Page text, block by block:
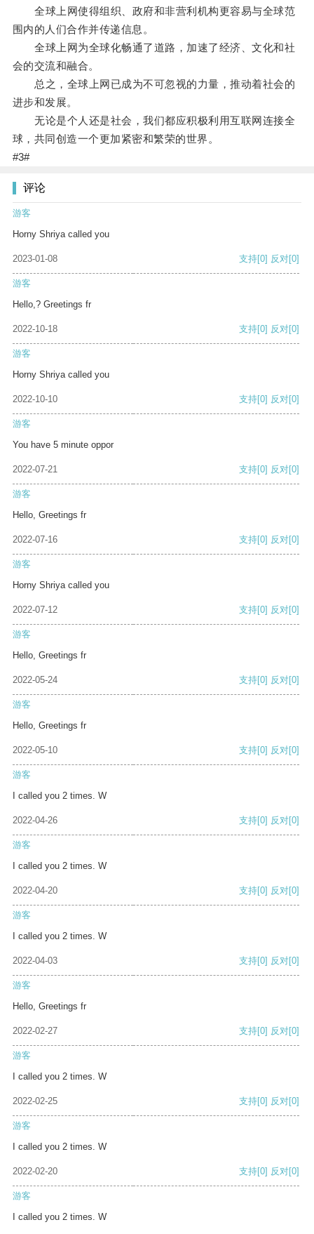
全球上网使得组织、政府和非营利机构更容易与全球范
围内的人们合作并传递信息。
全球上网为全球化畅通了道路，加速了经济、文化和社
会的交流和融合。
总之，全球上网已成为不可忽视的力量，推动着社会的
进步和发展。
无论是个人还是社会，我们都应积极利用互联网连接全
球，共同创造一个更加紧密和繁荣的世界。
#3#
评论
游客
Horny Shriya called you
2023-01-08 支持[0] 反对[0]
游客
Hello,? Greetings fr
2022-10-18 支持[0] 反对[0]
游客
Horny Shriya called you
2022-10-10 支持[0] 反对[0]
游客
You have 5 minute oppor
2022-07-21 支持[0] 反对[0]
游客
Hello, Greetings fr
2022-07-16 支持[0] 反对[0]
游客
Horny Shriya called you
2022-07-12 支持[0] 反对[0]
游客
Hello, Greetings fr
2022-05-24 支持[0] 反对[0]
游客
Hello, Greetings fr
2022-05-10 支持[0] 反对[0]
游客
I called you 2 times. W
2022-04-26 支持[0] 反对[0]
游客
I called you 2 times. W
2022-04-20 支持[0] 反对[0]
游客
I called you 2 times. W
2022-04-03 支持[0] 反对[0]
游客
Hello, Greetings fr
2022-02-27 支持[0] 反对[0]
游客
I called you 2 times. W
2022-02-25 支持[0] 反对[0]
游客
I called you 2 times. W
2022-02-20 支持[0] 反对[0]
游客
I called you 2 times. W